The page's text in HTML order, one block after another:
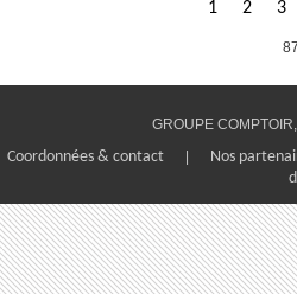
1 2 3
GROUPE
Coordonnées & contact |
Nos